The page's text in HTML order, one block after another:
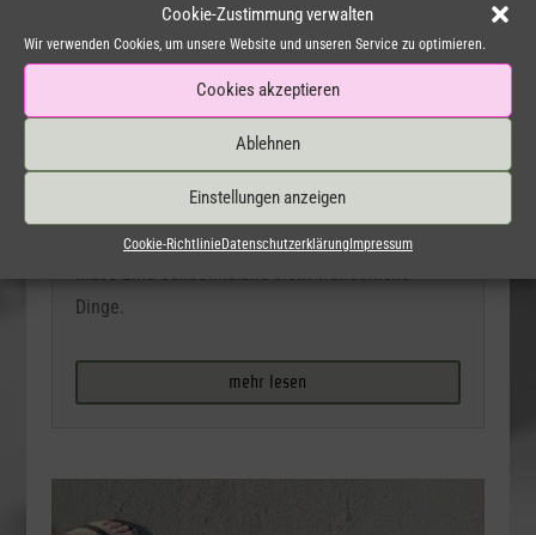
Cookie-Zustimmung verwalten
Wir verwenden Cookies, um unsere Website und unseren Service zu optimieren.
Cookies akzeptieren
Ablehnen
Einstellungen anzeigen
Cookie-RichtlinieDatenschutzerklärungImpressum
Bunte Früchte
26. August 2021 |
Dinge.
mehr lesen